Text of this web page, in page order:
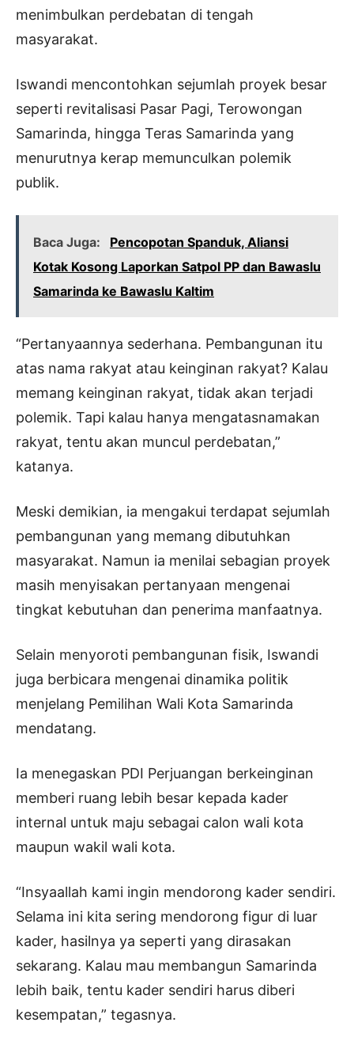
menimbulkan perdebatan di tengah
masyarakat.
Iswandi mencontohkan sejumlah proyek besar
seperti revitalisasi Pasar Pagi, Terowongan
Samarinda, hingga Teras Samarinda yang
menurutnya kerap memunculkan polemik
publik.
Baca Juga:
Pencopotan Spanduk, Aliansi
Kotak Kosong Laporkan Satpol PP dan Bawaslu
Samarinda ke Bawaslu Kaltim
“Pertanyaannya sederhana. Pembangunan itu
atas nama rakyat atau keinginan rakyat? Kalau
memang keinginan rakyat, tidak akan terjadi
polemik. Tapi kalau hanya mengatasnamakan
rakyat, tentu akan muncul perdebatan,”
katanya.
Meski demikian, ia mengakui terdapat sejumlah
pembangunan yang memang dibutuhkan
masyarakat. Namun ia menilai sebagian proyek
masih menyisakan pertanyaan mengenai
tingkat kebutuhan dan penerima manfaatnya.
Selain menyoroti pembangunan fisik, Iswandi
juga berbicara mengenai dinamika politik
menjelang Pemilihan Wali Kota Samarinda
mendatang.
Ia menegaskan PDI Perjuangan berkeinginan
memberi ruang lebih besar kepada kader
internal untuk maju sebagai calon wali kota
maupun wakil wali kota.
“Insyaallah kami ingin mendorong kader sendiri.
Selama ini kita sering mendorong figur di luar
kader, hasilnya ya seperti yang dirasakan
sekarang. Kalau mau membangun Samarinda
lebih baik, tentu kader sendiri harus diberi
kesempatan,” tegasnya.